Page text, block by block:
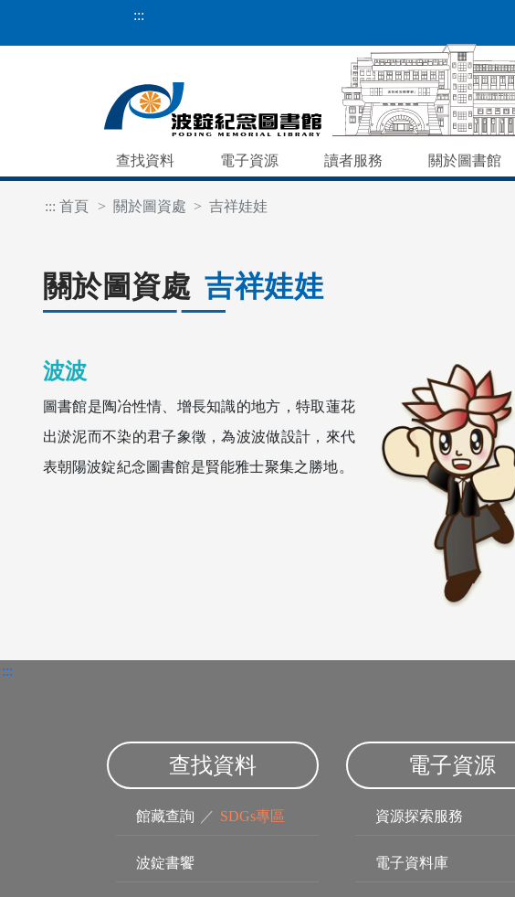
:::
查找資料 電子資源 讀者服務 關於圖書館
::: 首頁 關於圖資處 吉祥娃娃
關於圖資處 吉祥娃娃
波波
圖書館是陶冶性情、增長知識的地方，特取蓮花
出淤泥而不染的君子象徵，為波波做設計，來代
表朝陽波錠紀念圖書館是賢能雅士聚集之勝地。
:::
查找資料
館藏查詢 ／ SDGs專區
波錠書饗
電子資源
資源探索服務
電子資料庫